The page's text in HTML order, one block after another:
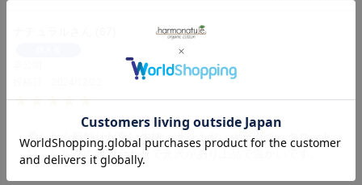
柔らかく肌触りが良い生地。カシミヤ、オーガニックコット
ン、シルクの組み合わせで光沢があり上品で温かいです。